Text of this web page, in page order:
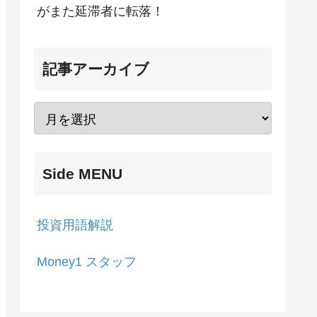
がまた延滞者に転落！
記事アーカイブ
Side MENU
投資用語解説
Money1 スタッフ